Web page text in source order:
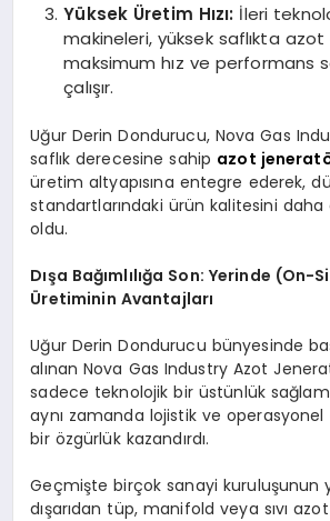
Yüksek Üretim Hızı: İleri
makineleri, yüksek saflıkta
maksimum hız ve performans
çalışır.
Uğur Derin Dondurucu, Nova Gas
saflık derecesine sahip azot
üretim altyapısına entegre ederek,
standartlarındaki ürün kalitesini
oldu.
Dışa Bağımlılığa Son: Yerinde (On-
Üretiminin Avantajları
Uğur Derin Dondurucu bünyesinde
alınan Nova Gas Industry Azot
sadece teknolojik bir üstünlük
aynı zamanda lojistik ve
bir özgürlük kazandırdı.
Geçmişte birçok sanayi kuruluşunun
dışarıdan tüp, manifold veya sıvı